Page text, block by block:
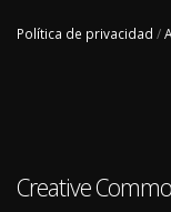
Política de privacidad /
Creative